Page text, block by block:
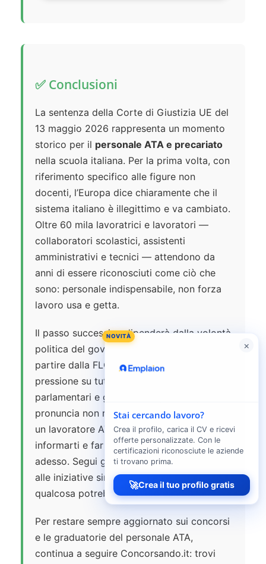
✅ Conclusioni
La sentenza della Corte di Giustizia UE del
13 maggio 2026 rappresenta un momento
storico per il personale ATA e precariato
nella scuola italiana. Per la prima volta, con
riferimento specifico alle figure non
docenti, l’Europa dice chiaramente che il
sistema italiano è illegittimo e va cambiato.
Oltre 60 mila lavoratrici e lavoratori —
collaboratori scolastici, assistenti
amministrativi e tecnici — attendono da
anni di essere riconosciuti come ciò che
sono: personale indispensabile, non forza
lavoro usa e getta.
Il passo successivo dipenderà dalla volontà
politica del governo italiano. I sindacati, a
partire dalla FLC CGIL, sono pronti a fare
pressione su tutti i tavoli — sindacali,
parlamentari e giudiziari — perché questa
pronuncia non rimanga lettera morta. Se sei
un lavoratore ATA precario, il momento di
informarti e far sentire la tua voce è
adesso. Segui gli aggiornamenti, partecipa
alle iniziative sindacali e tieniti pronto:
qualcosa potrebbe davvero cambiare.
Per restare sempre aggiornato sui concorsi
e le graduatorie del personale ATA,
continua a seguire Concorsando.it: trovi
NOVITÀ
×
Stai cercando lavoro?
Crea il profilo, carica il CV e ricevi
offerte personalizzate. Con le
certificazioni riconosciute le aziende
ti trovano prima.
🚀Crea il tuo profilo gratis